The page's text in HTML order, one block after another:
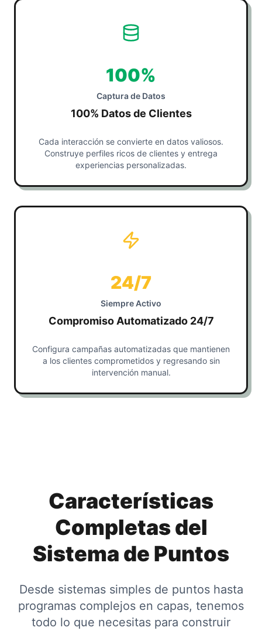
100%
Captura de Datos
100% Datos de Clientes
Cada interacción se convierte en datos valiosos.
Construye perfiles ricos de clientes y entrega
experiencias personalizadas.
24/7
Siempre Activo
Compromiso Automatizado 24/7
Configura campañas automatizadas que mantienen
a los clientes comprometidos y regresando sin
intervención manual.
Características
Completas del
Sistema de Puntos
Desde sistemas simples de puntos hasta
programas complejos en capas, tenemos
todo lo que necesitas para construir